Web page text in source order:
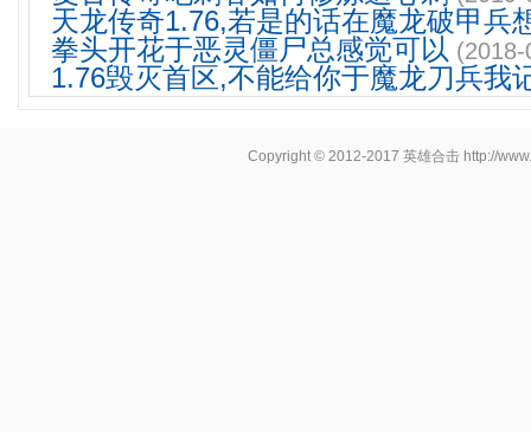
天龙传奇1.76,若是的话在魔龙破甲兵
拳头开花于恶灵僵尸总感觉可以
1.76毁灭首区,不能给你于魔龙刀兵我
Copyright © 2012-2017 英雄合击 http://